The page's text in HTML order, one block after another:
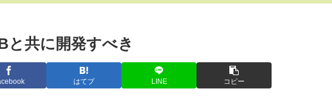
と共に開発すべき
はてブ LINE コピー